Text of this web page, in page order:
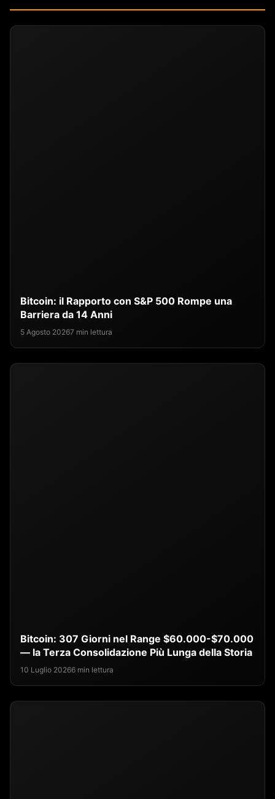
Bitcoin: il Rapporto con S&P 500 Rompe una
Barriera da 14 Anni
5 Agosto 20267 min lettura
Bitcoin: 307 Giorni nel Range $60.000-$70.000
— la Terza Consolidazione Più Lunga della Storia
10 Luglio 20266 min lettura